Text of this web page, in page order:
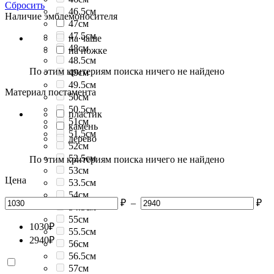
46.5см
47см
47.5см
48см
48.5см
49см
49.5см
50см
50.5см
51см
51.5см
52см
52.5см
53см
53.5см
54см
54.5см
55см
55.5см
56см
56.5см
57см
Сбросить
Наличие эмблемоносителя
на чаше
на ножке
По этим критериям поиска ничего не найдено
Материал постамента
пластик
камень
дерево
По этим критериям поиска ничего не найдено
Цена
₽ – ₽
1030₽
2940₽